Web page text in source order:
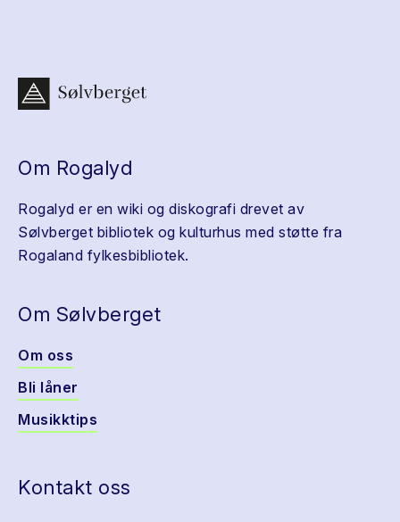
Om Rogalyd
Rogalyd er en wiki og diskografi drevet av
Sølvberget bibliotek og kulturhus med støtte fra
Rogaland fylkesbibliotek.
Om Sølvberget
Om oss
Bli låner
Musikktips
Kontakt oss